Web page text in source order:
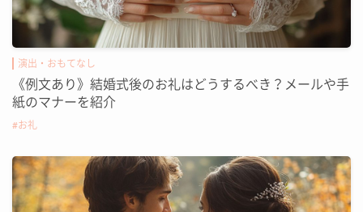
演出・おもてなし
《例文あり》結婚式後のお礼はどうするべき？メールや手
紙のマナーを紹介
お礼